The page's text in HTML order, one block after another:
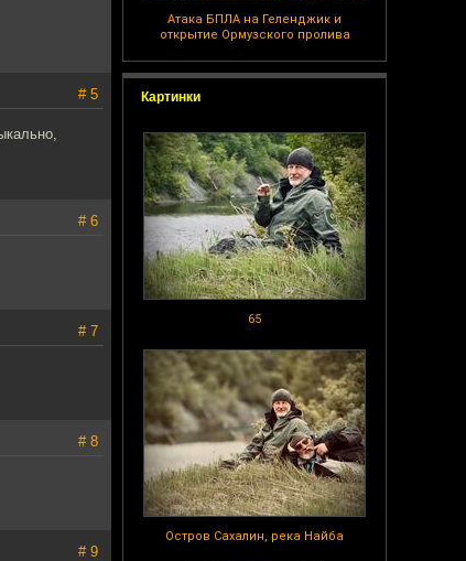
Атака БПЛА на Геленджик и
открытие Ормузского пролива
Картинки
65
Остров Сахалин, река Найба
# 5
# 6
# 7
# 8
# 9